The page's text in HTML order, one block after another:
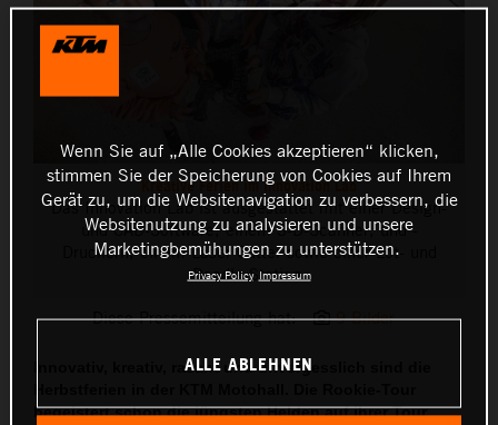
Kreative Ferien im Innovation Lab
Das Innovation Lab ist ausgestattet mit einer Design-
und CAD-Software, einem 3-D-Scanner, und -
Druckern, einem Laser Cutter sowie einer Löt- und
Doodle-Station.
Diese Pressemitteilung hat: 9 Bilder
Innovativ, kreativ, rasant und unvergesslich sind die
begeistert schon die jüngsten Helden auf ihrer Tour
Wenn Sie auf „Alle Cookies akzeptieren“ klicken,
stimmen Sie der Speicherung von Cookies auf Ihrem
Gerät zu, um die Websitenavigation zu verbessern, die
Websitenutzung zu analysieren und unsere
Marketingbemühungen zu unterstützen.
Privacy Policy Impressum
ALLE ABLEHNEN